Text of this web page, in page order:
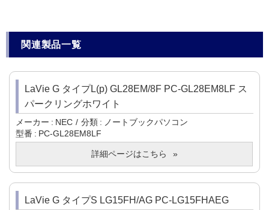
関連製品一覧
LaVie G タイプL(p) GL28EM/8F PC-GL28EM8LF ス
パークリングホワイト
メーカー NEC 分類
ノートブックパソコン
型番
PC-GL28EM8LF
詳細ページはこちら
LaVie G タイプS LG15FH/AG PC-LG15FHAEG